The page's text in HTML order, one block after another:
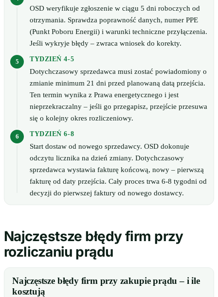
OSD weryfikuje zgłoszenie w ciągu 5 dni roboczych od
otrzymania. Sprawdza poprawność danych, numer PPE
(Punkt Poboru Energii) i warunki techniczne przyłączenia.
Jeśli wykryje błędy – zwraca wniosek do korekty.
TYDZIEŃ 4-5
Dotychczasowy sprzedawca musi zostać powiadomiony o
zmianie minimum 21 dni przed planowaną datą przejścia.
Ten termin wynika z Prawa energetycznego i jest
nieprzekraczalny – jeśli go przegapisz, przejście przesuwa
się o kolejny okres rozliczeniowy.
TYDZIEŃ 6-8
Start dostaw od nowego sprzedawcy. OSD dokonuje
odczytu licznika na dzień zmiany. Dotychczasowy
sprzedawca wystawia fakturę końcową, nowy – pierwszą
fakturę od daty przejścia. Cały proces trwa 6-8 tygodni od
decyzji do pierwszej faktury od nowego dostawcy.
Najczęstsze błędy firm przy
rozliczaniu prądu
Najczęstsze błędy firm przy zakupie prądu – i ile
kosztują